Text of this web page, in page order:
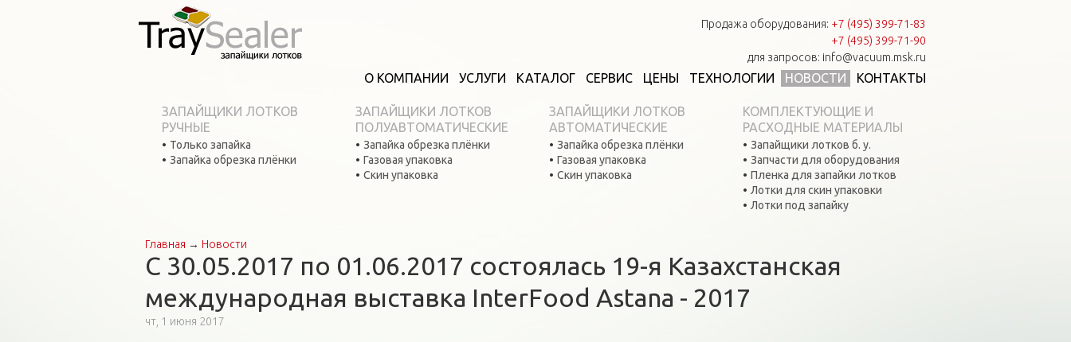
Продажа оборудования: +7 (495) 399-71-83
+7 (495) 399-71-90
для запросов: info@vacuum.msk.ru
О КОМПАНИИ УСЛУГИ КАТАЛОГ СЕРВИС ЦЕНЫ ТЕХНОЛОГИИ НОВОСТИ КОНТАКТЫ
ЗАПАЙЩИКИ ЛОТКОВ
РУЧНЫЕ
Только запайка
Запайка обрезка плёнки
ЗАПАЙЩИКИ ЛОТКОВ
ПОЛУАВТОМАТИЧЕСКИЕ
Запайка обрезка плёнки
Газовая упаковка
Скин упаковка
ЗАПАЙЩИКИ ЛОТКОВ
АВТОМАТИЧЕСКИЕ
Запайка обрезка плёнки
Газовая упаковка
Скин упаковка
КОМПЛЕКТУЮЩИЕ И
РАСХОДНЫЕ МАТЕРИАЛЫ
Запайщики лотков б. у.
Запчасти для оборудования
Пленка для запайки лотков
Лотки для скин упаковки
Лотки под запайку
Вы здесь
Главная → Новости
С 30.05.2017 по 01.06.2017 состоялась 19-я Казахстанская
международная выставка InterFood Astana - 2017
чт, 1 июня 2017